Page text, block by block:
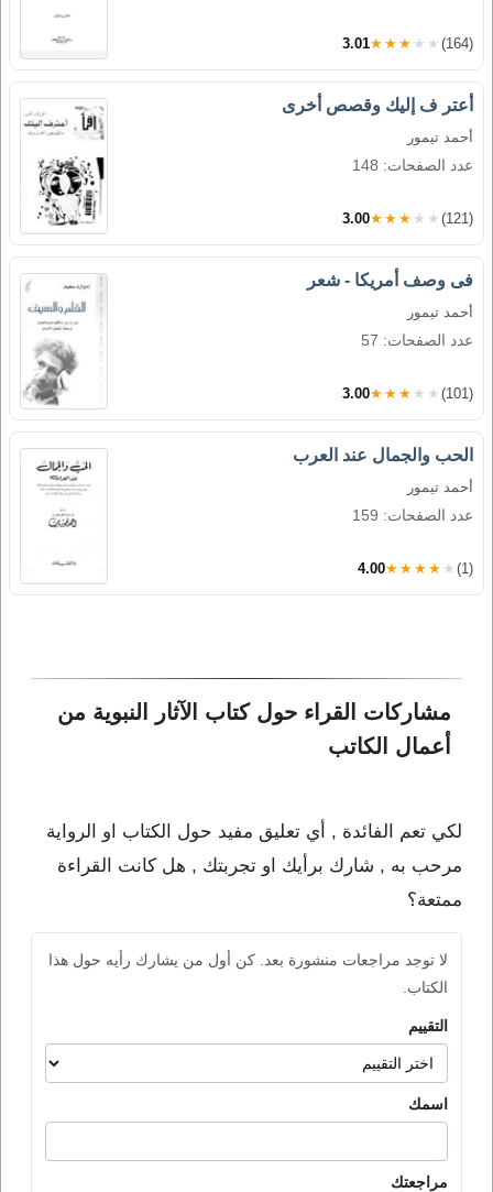
3.01★★★★★ (164)
أعتر ف إليك وقصص أخرى
أحمد تيمور
عدد الصفحات: 148
3.00★★★★★ (121)
فى وصف أمريكا - شعر
أحمد تيمور
عدد الصفحات: 57
3.00★★★★★ (101)
الحب والجمال عند العرب
أحمد تيمور
عدد الصفحات: 159
4.00★★★★★ (1)
مشاركات القراء حول كتاب الآثار النبوية من
أعمال الكاتب
لكي تعم الفائدة , أي تعليق مفيد حول الكتاب او الرواية
مرحب به , شارك برأيك او تجربتك , هل كانت القراءة
ممتعة؟
لا توجد مراجعات منشورة بعد. كن أول من يشارك رأيه حول هذا
الكتاب.
التقييم
اسمك
مراجعتك